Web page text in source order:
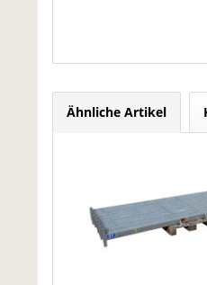
Ähnliche Artikel